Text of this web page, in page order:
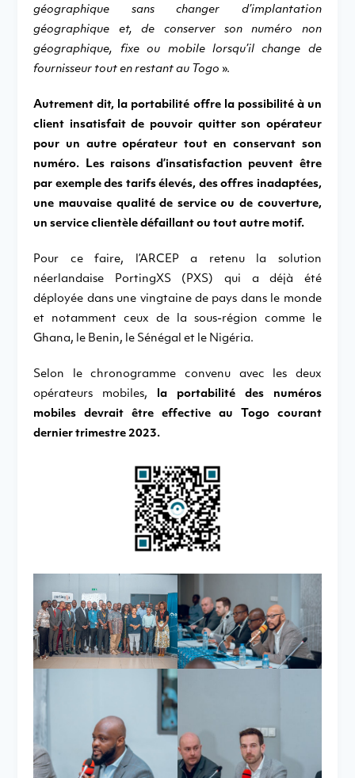
géographique sans changer d’implantation
géographique et, de conserver son numéro non
géographique, fixe ou mobile lorsqu’il change de
fournisseur tout en restant au Togo ».
Autrement dit, la portabilité offre la possibilité à un
client insatisfait de pouvoir quitter son opérateur
pour un autre opérateur tout en conservant son
numéro. Les raisons d’insatisfaction peuvent être
par exemple des tarifs élevés, des offres inadaptées,
une mauvaise qualité de service ou de couverture,
un service clientèle défaillant ou tout autre motif.
Pour ce faire, l’ARCEP a retenu la solution
néerlandaise PortingXS (PXS) qui a déjà été
déployée dans une vingtaine de pays dans le monde
et notamment ceux de la sous-région comme le
Ghana, le Benin, le Sénégal et le Nigéria.
Selon le chronogramme convenu avec les deux
opérateurs mobiles,
la portabilité des numéros
mobiles devrait être effective au Togo courant
dernier trimestre 2023.